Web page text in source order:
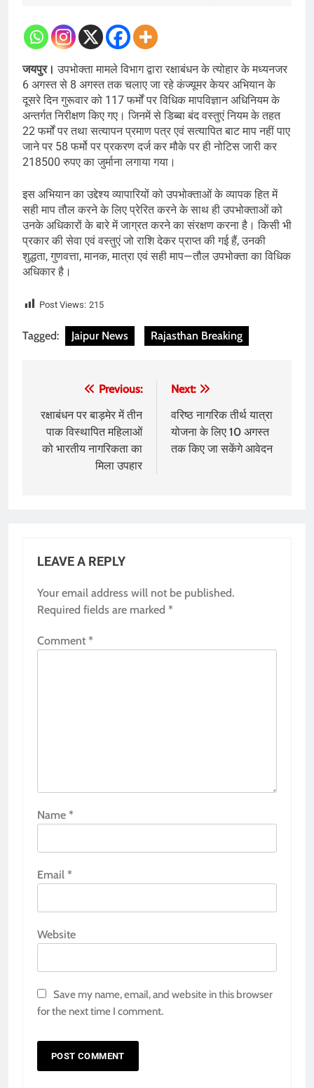
जयपुर।उपभोक्ता मामले विभाग द्वारा रक्षाबंधन के त्योहार के मध्यनजर
6 अगस्त से 8 अगस्त तक चलाए जा रहे कंज्यूमर केयर अभियान के
दूसरे दिन गुरूवार को 117 फर्मों पर विधिक मापविज्ञान अधिनियम के
अन्तर्गत निरीक्षण किए गए। जिनमें से डिब्बा बंद वस्तुएं नियम के तहत
22 फर्मों पर तथा सत्यापन प्रमाण पत्र एवं सत्यापित बाट माप नहीं पाए
जाने पर 58 फर्मो पर प्रकरण दर्ज कर मौके पर ही नोटिस जारी कर
218500 रुपए का जुर्माना लगाया गया।
इस अभियान का उद्देश्य व्यापारियों को उपभोक्ताओं के व्यापक हित में
सही माप तौल करने के लिए प्रेरित करने के साथ ही उपभोक्ताओं को
उनके अधिकारों के बारे में जाग्रत करने का संरक्षण करना है। किसी भी
प्रकार की सेवा एवं वस्तुएं जो राशि देकर प्राप्त की गई हैं, उनकी
शुद्धता, गुणवत्ता, मानक, मात्रा एवं सही माप—तौल उपभोक्ता का विधिक
अधिकार है।
Post Views: 215
Tagged: Jaipur News Rajasthan Breaking
navigation
Previous:
रक्षाबंधन पर बाड़मेर में तीन
पाक विस्थापित महिलाओं
को भारतीय नागरिकता का
मिला उपहार
Next:
वरिष्ठ नागरिक तीर्थ यात्रा
योजना के लिए 10 अगस्त
तक किए जा सकेंगे आवेदन
LEAVE A REPLY
Your email address will not be published.
Required fields are marked *
Comment *
Name *
Email *
Website
Save my name, email, and website in this browser
for the next time I comment.